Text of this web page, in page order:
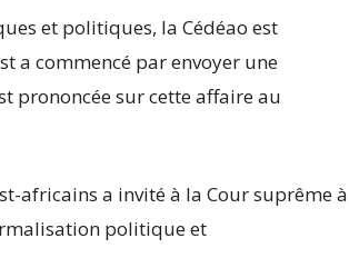
et politiques, la Cédéao est
a commencé par envoyer une
prononcée sur cette affaire au
africains a invité à la Cour suprême à
politique et